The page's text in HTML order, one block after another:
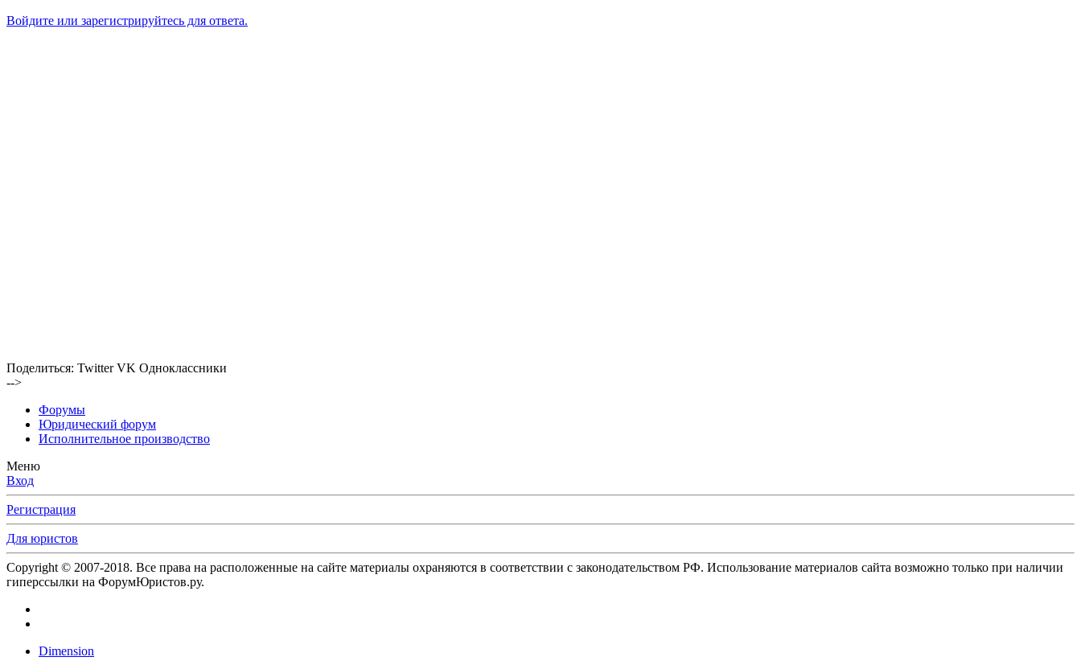
Войдите или зарегистрируйтесь для ответа.
Поделиться: Twitter VK Одноклассники
-->
Форумы
Юридический форум
Исполнительное производство
Меню
Вход
Регистрация
Для юристов
Copyright © 2007-2018. Все права на расположенные на сайте материалы охраняются в соответствии с законодательством РФ. Использование материалов сайта возможно только при наличии
гиперссылки на ФорумЮристов.ру.
Dimension